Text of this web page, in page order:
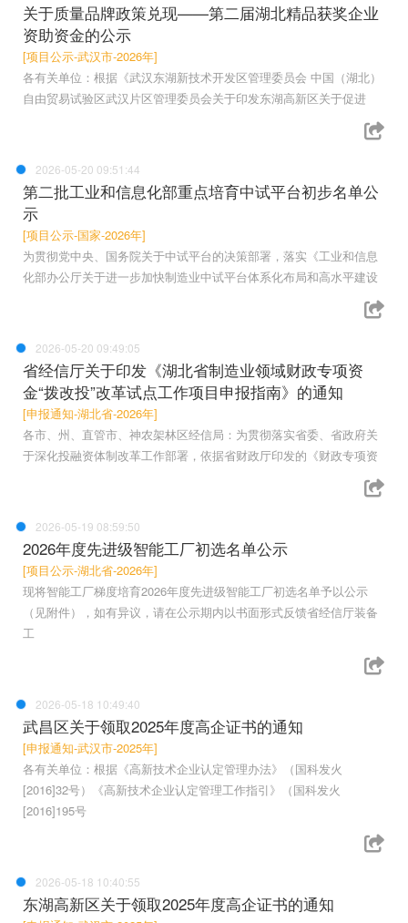
关于质量品牌政策兑现——第二届湖北精品获奖企业
资助资金的公示
[项目公示-武汉市-2026年]
各有关单位：根据《武汉东湖新技术开发区管理委员会 中国（湖北）
自由贸易试验区武汉片区管理委员会关于印发东湖高新区关于促进
2026-05-20 09:51:44
第二批工业和信息化部重点培育中试平台初步名单公
示
[项目公示-国家-2026年]
为贯彻党中央、国务院关于中试平台的决策部署，落实《工业和信息
化部办公厅关于进一步加快制造业中试平台体系化布局和高水平建设
2026-05-20 09:49:05
省经信厅关于印发《湖北省制造业领域财政专项资
金“拨改投”改革试点工作项目申报指南》的通知
[申报通知-湖北省-2026年]
各市、州、直管市、神农架林区经信局：为贯彻落实省委、省政府关
于深化投融资体制改革工作部署，依据省财政厅印发的《财政专项资
2026-05-19 08:59:50
2026年度先进级智能工厂初选名单公示
[项目公示-湖北省-2026年]
现将智能工厂梯度培育2026年度先进级智能工厂初选名单予以公示
（见附件），如有异议，请在公示期内以书面形式反馈省经信厅装备
工
2026-05-18 10:49:40
武昌区关于领取2025年度高企证书的通知
[申报通知-武汉市-2025年]
各有关单位：根据《高新技术企业认定管理办法》（国科发火
[2016]32号）《高新技术企业认定管理工作指引》（国科发火
[2016]195号
2026-05-18 10:40:55
东湖高新区关于领取2025年度高企证书的通知